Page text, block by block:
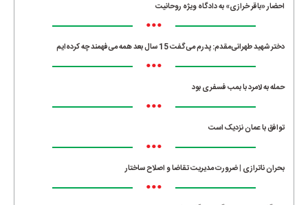
احضار «باقر خرازی» به دادگاه ویژه روحانیت
•••
دختر شهید طهرانی‌مقدم: پدرم می‌گفت 15 سال بعد همه می‌فهمند چه کرده‌ایم
•••
حمله به لامرد با بمب فسفری بود
•••
توافق با عمان نزدیک است
•••
بحران ناترازی | ضرورت مدیریت تقاضا و اصلاح ساختار
•••